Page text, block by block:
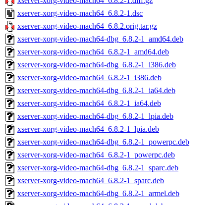
xserver-xorg-video-mach64_6.8.2-1.dsc
xserver-xorg-video-mach64_6.8.2.orig.tar.gz
xserver-xorg-video-mach64-dbg_6.8.2-1_amd64.deb
xserver-xorg-video-mach64_6.8.2-1_amd64.deb
xserver-xorg-video-mach64-dbg_6.8.2-1_i386.deb
xserver-xorg-video-mach64_6.8.2-1_i386.deb
xserver-xorg-video-mach64-dbg_6.8.2-1_ia64.deb
xserver-xorg-video-mach64_6.8.2-1_ia64.deb
xserver-xorg-video-mach64-dbg_6.8.2-1_lpia.deb
xserver-xorg-video-mach64_6.8.2-1_lpia.deb
xserver-xorg-video-mach64-dbg_6.8.2-1_powerpc.deb
xserver-xorg-video-mach64_6.8.2-1_powerpc.deb
xserver-xorg-video-mach64-dbg_6.8.2-1_sparc.deb
xserver-xorg-video-mach64_6.8.2-1_sparc.deb
xserver-xorg-video-mach64-dbg_6.8.2-1_armel.deb